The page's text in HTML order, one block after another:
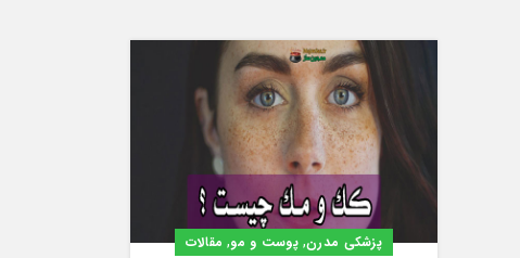
پزشکی مدرن, پوست و مو, مقالات